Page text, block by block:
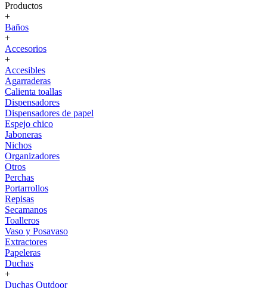
Productos
+
Baños
+
Accesorios
+
Accesibles
Agarraderas
Calienta toallas
Dispensadores
Dispensadores de papel
Espejo chico
Jaboneras
Nichos
Organizadores
Otros
Perchas
Portarrollos
Repisas
Secamanos
Toalleros
Vaso y Posavaso
Extractores
Papeleras
Duchas
+
Duchas Outdoor